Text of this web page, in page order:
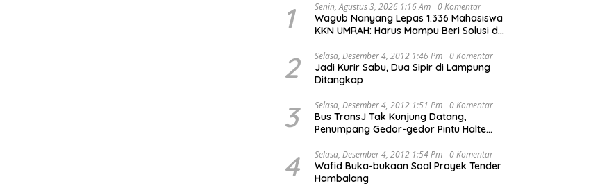
1 Senin, Agustus 3, 2026 1:16 Am 0 Komentar
Wagub Nanyang Lepas 1.336 Mahasiswa
KKN UMRAH: Harus Mampu Beri Solusi dan
2 Selasa, Desember 4, 2012 1:46 Pm 0 Komentar
Jadi Kurir Sabu, Dua Sipir di Lampung
Ditangkap
3 Selasa, Desember 4, 2012 1:51 Pm 0 Komentar
Bus TransJ Tak Kunjung Datang,
Penumpang Gedor-gedor Pintu Halte
4 Selasa, Desember 4, 2012 1:54 Pm 0 Komentar
Wafid Buka-bukaan Soal Proyek Tender
Hambalang